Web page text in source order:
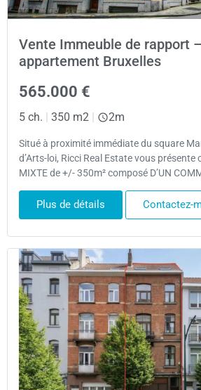
Vente Immeuble de rapport
appartement Bruxelles
565.000 €
5 ch. 350 m2 2m
Situé à proximité immédiate du square
d’Arts-loi, Ricci Real Estate vous présente
MIXTE de +/- 350m² composé D’UN
Plus de détails Contactez-